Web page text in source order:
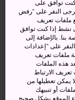
ضفاف
كنت توافق على
النقر على ”رفض
ملفات تعريف
نشط إذا كنت توافق
بنا. بالإضافة إلى
على ”إعدادات
المادة 3.2 من ”سياسة ملفات تعريف
هذه الملفات
الارتباط
يمكن تعطيلها من
أو تنبيهك
الموقع بشكل صحيح